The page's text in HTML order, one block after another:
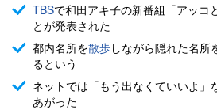
TBSで和田アキ子の新番組「アッコ
とが発表された
都内名所を散歩しながら隠れた名所
るという
ネットでは「もう出なくていいよ」
あがった